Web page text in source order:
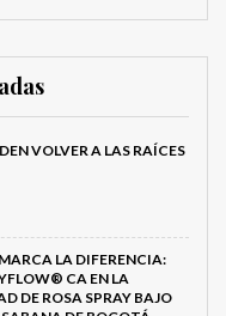
VOLVER A LAS RAÍCES
LA DIFERENCIA:
CA EN LA
DE ROSA SPRAY BAJO